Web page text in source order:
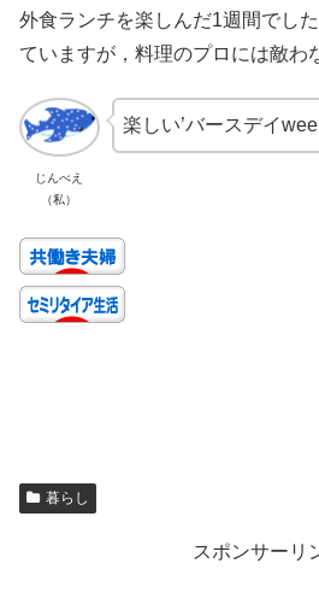
外食ランチを楽しんだ1週間でし
ていますが，料理のプロには敵わ
じんべえ
（私）
楽しい’バースデイ
暮らし
スポンサーリ